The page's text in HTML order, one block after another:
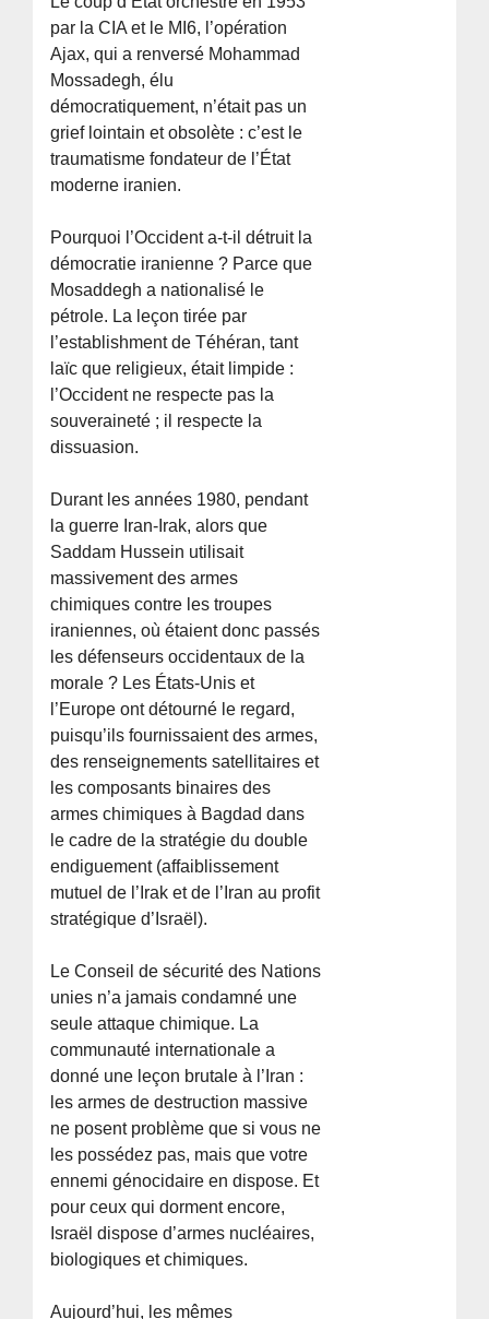
par la CIA et le MI6, l’opération
Ajax, qui a renversé Mohammad
Mossadegh, élu
démocratiquement, n’était pas un
grief lointain et obsolète : c’est le
traumatisme fondateur de l’État
moderne iranien.
Pourquoi l’Occident a-t-il détruit la
démocratie iranienne ? Parce que
Mosaddegh a nationalisé le
pétrole. La leçon tirée par
l’establishment de Téhéran, tant
laïc que religieux, était limpide :
l’Occident ne respecte pas la
souveraineté ; il respecte la
dissuasion.
Durant les années 1980, pendant
la guerre Iran-Irak, alors que
Saddam Hussein utilisait
massivement des armes
chimiques contre les troupes
iraniennes, où étaient donc passés
les défenseurs occidentaux de la
morale ? Les États-Unis et
l’Europe ont détourné le regard,
puisqu’ils fournissaient des armes,
des renseignements satellitaires et
les composants binaires des
armes chimiques à Bagdad dans
le cadre de la stratégie du double
endiguement (affaiblissement
mutuel de l’Irak et de l’Iran au profit
stratégique d’Israël).
Le Conseil de sécurité des Nations
unies n’a jamais condamné une
seule attaque chimique. La
communauté internationale a
donné une leçon brutale à l’Iran :
les armes de destruction massive
ne posent problème que si vous ne
les possédez pas, mais que votre
ennemi génocidaire en dispose. Et
pour ceux qui dorment encore,
Israël dispose d’armes nucléaires,
biologiques et chimiques.
Aujourd’hui, les mêmes